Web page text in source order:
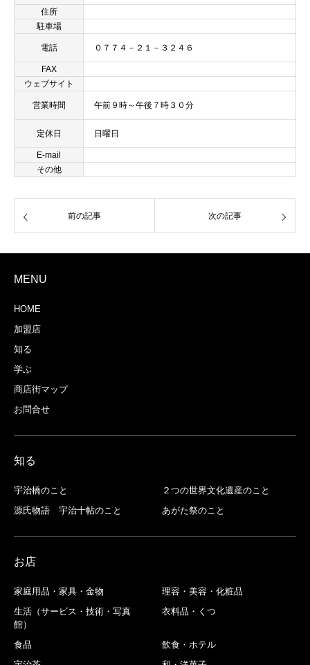
住所
駐車場
電話 ０７７４－２１－３２４６
FAX
ウェブサイト
営業時間 午前９時～午後７時３０分
定休日 日曜日
E-mail
その他
前の記事 次の記事
MENU
HOME
加盟店
知る
学ぶ
商店街マップ
お問合せ
知る
宇治橋のこと
２つの世界文化遺産のこと
源氏物語 宇治十帖のこと
あがた祭のこと
お店
家庭用品・家具・金物
理容・美容・化粧品
生活（サービス・技術・写真
館）
衣料品・くつ
食品
飲食・ホテル